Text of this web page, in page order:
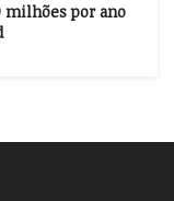
milhões por ano